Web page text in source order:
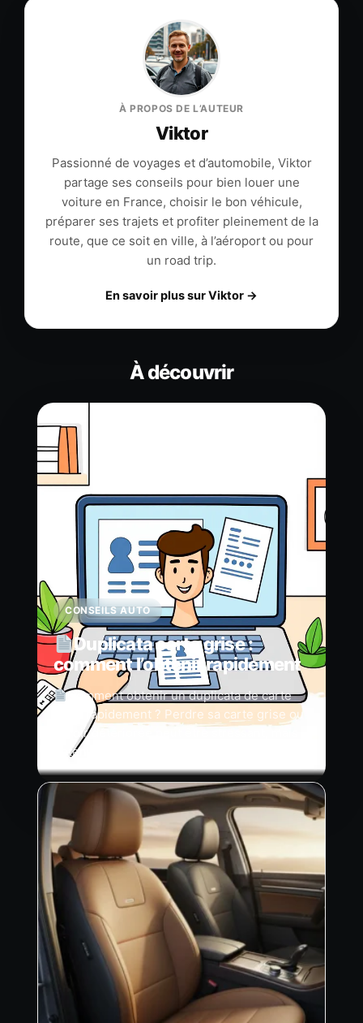
À PROPOS DE L’AUTEUR
Viktor
Passionné de voyages et d’automobile, Viktor
partage ses conseils pour bien louer une
voiture en France, choisir le bon véhicule,
préparer ses trajets et profiter pleinement de la
route, que ce soit en ville, à l’aéroport ou pour
un road trip.
En savoir plus sur Viktor →
À découvrir
CONSEILS AUTO
Duplicata carte grise :
comment l’obtenir rapidement
Comment obtenir un duplicata de carte
grise rapidement ? Perdre sa carte grise ou
la voir détériorée peut être stressant, mais
obtenir un duplicata de carte grise est…